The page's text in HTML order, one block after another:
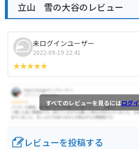
立山 雪の大谷のレビュー
未ログインユーザー
2022-09-19 22:41
すべてのレビューを見るにはログ
レビューを投稿する